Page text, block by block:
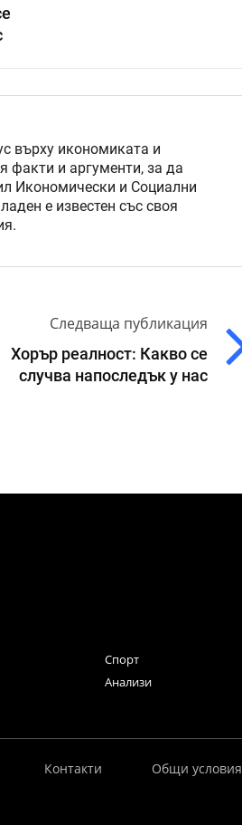
върху икономиката и
факти и аргументи, за да
Икономически и Социални
е известен със своя
Следваща публикация
Хорър реалност: Какво се
случва напоследък у нас
Спорт
Анализи
Контакти Общи условия